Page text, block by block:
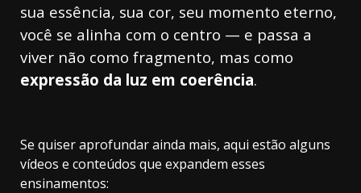
sua essência, sua cor, seu momento eterno,
você se alinha com o centro — e passa a
viver não como fragmento, mas como
expressão da luz em coerência.
Se quiser aprofundar ainda mais, aqui estão alguns
vídeos e conteúdos que expandem esses
ensinamentos: